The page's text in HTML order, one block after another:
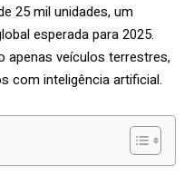
25 mil unidades, um
esperada para 2025.
apenas veículos terrestres,
com inteligência artificial.